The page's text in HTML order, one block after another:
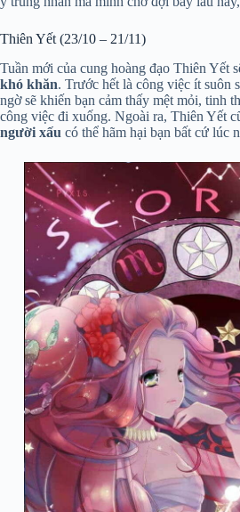
Thiên Yết (23/10 – 21/11)
Tuần mới của cung hoàng đạo Thiên Yết
khó khăn. Trước hết là công việc ít suôn
ngờ sẽ khiến bạn cảm thấy mệt mỏi, tinh
công việc đi xuống. Ngoài ra, Thiên Yết
người xấu có thể hãm hại bạn bất cứ lúc